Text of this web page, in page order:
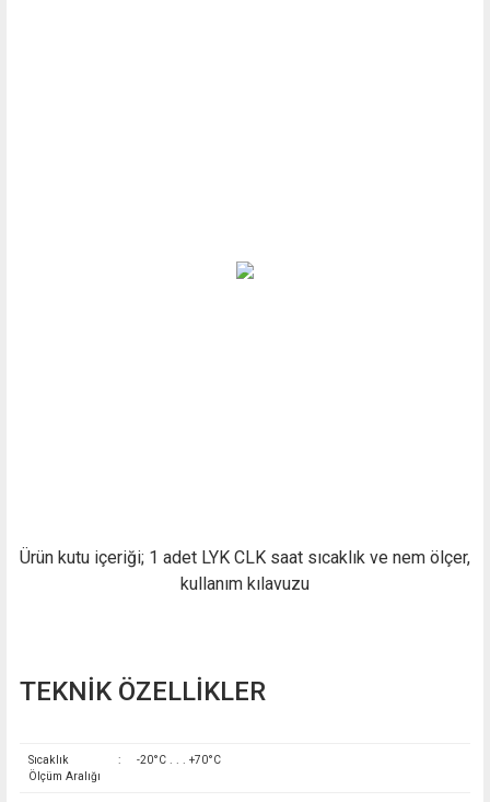
Ürün kutu içeriği; 1 adet LYK CLK saat sıcaklık ve nem ölçer,
kullanım kılavuzu
TEKNİK ÖZELLİKLER
Sıcaklık
Ölçüm Aralığı
: -20°C . . . +70°C